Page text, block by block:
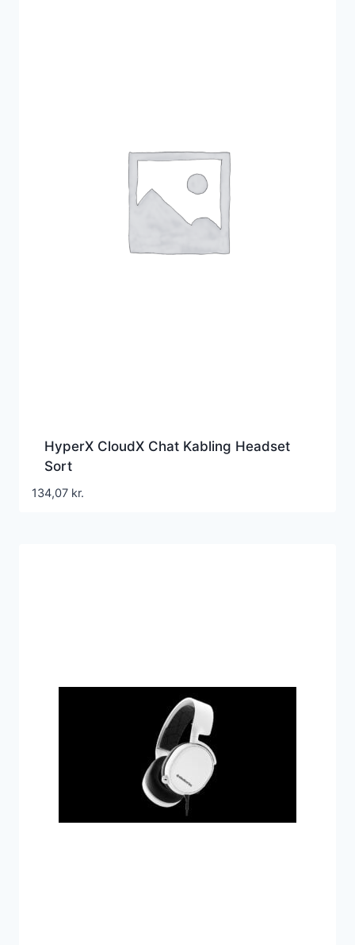
HyperX CloudX Chat Kabling Headset
Sort
134,07 kr.